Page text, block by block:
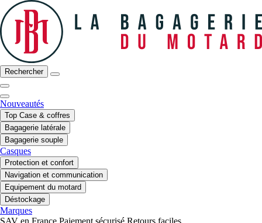
Rechercher
Nouveautés
Top Case & coffres
Bagagerie latérale
Bagagerie souple
Casques
Protection et confort
Navigation et communication
Equipement du motard
Déstockage
Marques
SAV en France Paiement sécurisé Retours faciles